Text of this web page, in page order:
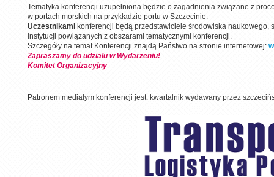
Tematyka konferencji uzupełniona będzie o zagadnienia związane z
w portach morskich na przykładzie portu w Szczecinie.
Uczestnikami konferencji będą przedstawiciele środowiska
instytucji powiązanych z obszarami tematycznymi konferencji.
Szczegóły na temat Konferencji znajdą Państwo na stronie internetowej:
Zapraszamy do udziału w Wydarzeniu!
Komitet Organizacyjny
Patronem medialym konferencji jest: kwartalnik wydawany przez